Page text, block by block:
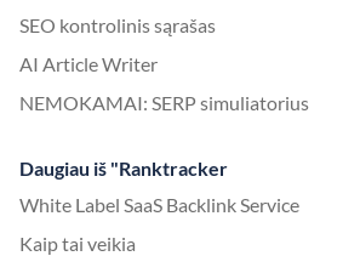
SEO kontrolinis sąrašas
AI Article Writer
NEMOKAMAI: SERP simuliatorius
Daugiau iš "Ranktracker
White Label SaaS Backlink Service
Kaip tai veikia